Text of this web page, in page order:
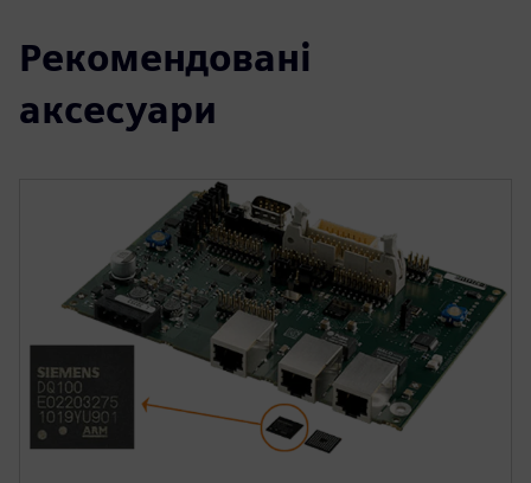
Рекомендовані
аксесуари